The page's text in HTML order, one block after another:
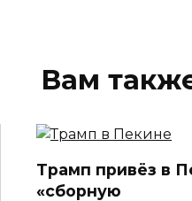
Вам
Трамп привёз в
«сборную